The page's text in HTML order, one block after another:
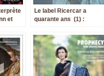
et
Le label Ricercar a
quarante ans (1) :
l’an 2000